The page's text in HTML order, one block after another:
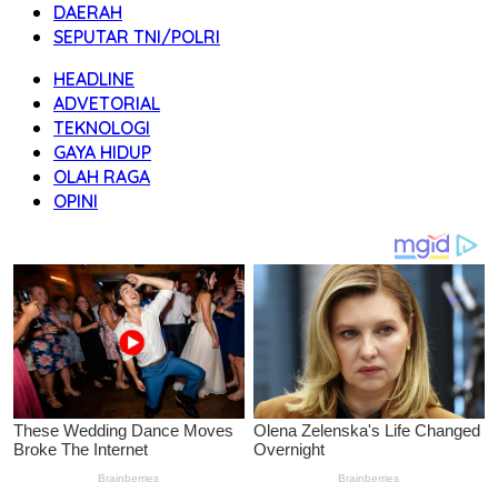
DAERAH
SEPUTAR TNI/POLRI
HEADLINE
ADVETORIAL
TEKNOLOGI
GAYA HIDUP
OLAH RAGA
OPINI